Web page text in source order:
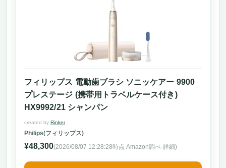
フィリップス 電動歯ブラシ ソニッケアー 9900
プレステージ (携帯用トラベルケース付き)
HX9992/21 シャンパン
created by Rinker
Philips(フィリップス)
¥48,300(2026/08/07 12:28:28時点 Amazon調べ-詳細)